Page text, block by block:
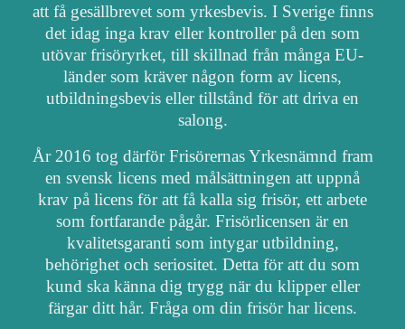
att få gesällbrevet som yrkesbevis. I Sverige finns
det idag inga krav eller kontroller på den som
utövar frisöryrket, till skillnad från många EU-
länder som kräver någon form av licens,
utbildningsbevis eller tillstånd för att driva en
salong.
År 2016 tog därför Frisörernas Yrkesnämnd fram
en svensk licens med målsättningen att uppnå
krav på licens för att få kalla sig frisör, ett arbete
som fortfarande pågår. Frisörlicensen är en
kvalitetsgaranti som intygar utbildning,
behörighet och seriositet. Detta för att du som
kund ska känna dig trygg när du klipper eller
färgar ditt hår. Fråga om din frisör har licens.